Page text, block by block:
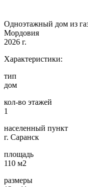
Одноэтажный дом из
Мордовия
2026 г.
Характеристики:
тип
дом
кол-во этажей
1
населенный пункт
г. Саранск
площадь
110 м2
размеры